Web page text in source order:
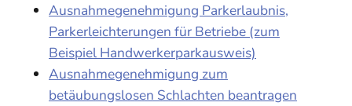
Ausnahmegenehmigung Parkerlaubnis,
Parkerleichterungen für Betriebe (zum
Beispiel Handwerkerparkausweis)
Ausnahmegenehmigung zum
betäubungslosen Schlachten beantragen